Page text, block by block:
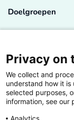
Doelgroepen
Lectoren en
Bedrijven
Hogescholen
Privacy on
We collect and
understand how it is
selected purposes,
information, see our
Analytics